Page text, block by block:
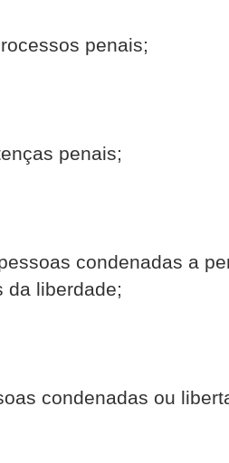
penais;
penais;
condenadas a
da liberdade;
condenadas ou